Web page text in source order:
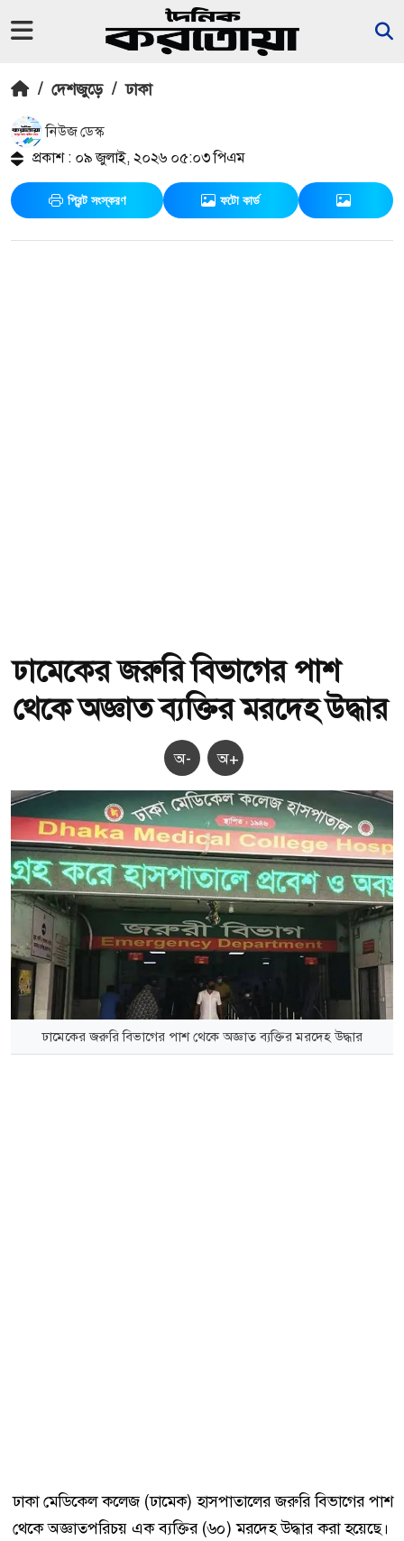
/ দেশজুড়ে / ঢাকা
নিউজ ডেস্ক
প্রকাশ : ০৯ জুলাই, ২০২৬ ০৫:০৩ পিএম
প্রিন্ট সংস্করণ ফটো কার্ড
ঢামেকের জরুরি বিভাগের পাশ
থেকে অজ্ঞাত ব্যক্তির মরদেহ উদ্ধার
অ- অ+
ঢামেকের জরুরি বিভাগের পাশ থেকে অজ্ঞাত ব্যক্তির মরদেহ উদ্ধার
ঢাকা মেডিকেল কলেজ (ঢামেক) হাসপাতালের জরুরি বিভাগের পাশ
থেকে অজ্ঞাতপরিচয় এক ব্যক্তির (৬০) মরদেহ উদ্ধার করা হয়েছে।